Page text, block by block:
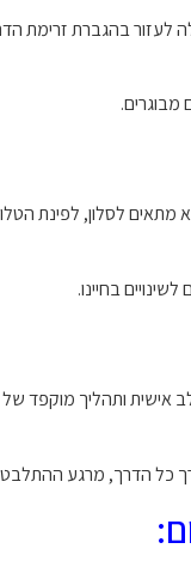
לעזור בהגברת זרימת
מבוגרים.
לסלון, לפינת
בחיינו.
ותהליך מוקפד של
כל הדרך, מרגע